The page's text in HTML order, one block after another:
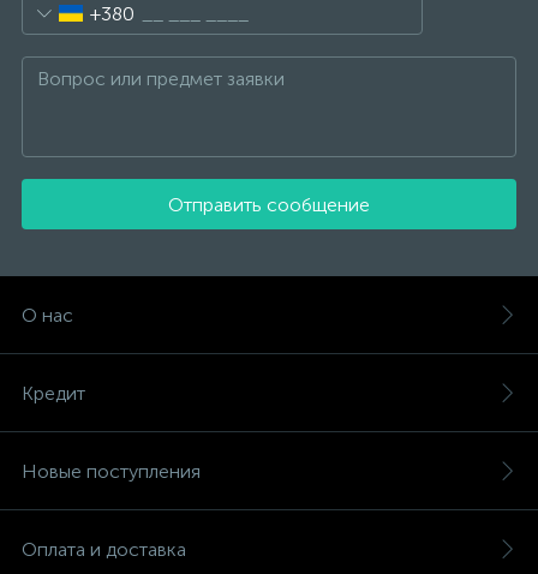
+380
Отправить сообщение
О нас
Кредит
Новые поступления
Оплата и доставка